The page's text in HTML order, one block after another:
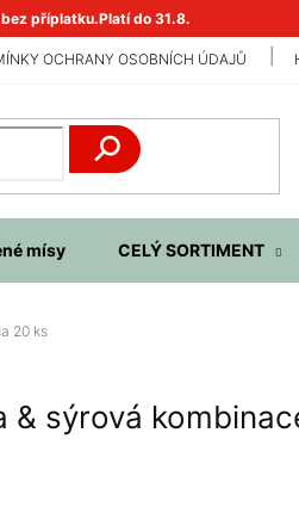
příplatku.Platí do 31.8.
OCHRANY OSOBNÍCH ÚDAJŮ
mísy CELÝ SORTIMENT
20 ks
& sýrová